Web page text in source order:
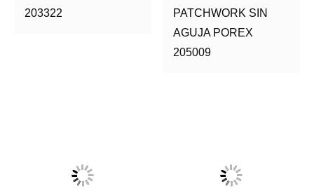
203322
PATCHWORK SIN
AGUJA POREX
205009